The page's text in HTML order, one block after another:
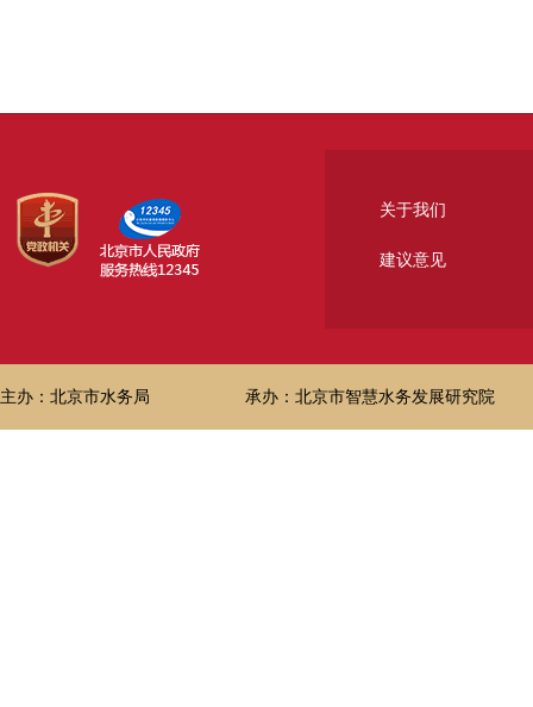
关于我们
建议意见
主办：北京市水务局 承办：北京市智慧水务发展研究院